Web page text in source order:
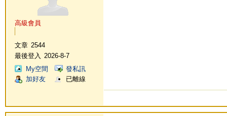
高級會員
文章 2544
最後登入
2026-8-7
My空間
發私訊
加好友
已離線